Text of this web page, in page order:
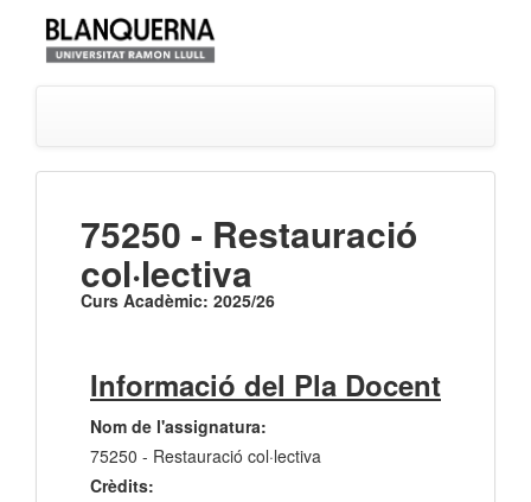
75250 - Restauració
col·lectiva
Curs Acadèmic: 2025/26
Informació del Pla Docent
Nom de l'assignatura:
75250 - Restauració col·lectiva
Crèdits: